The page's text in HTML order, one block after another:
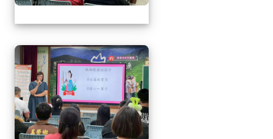
1150509母親節暨親職